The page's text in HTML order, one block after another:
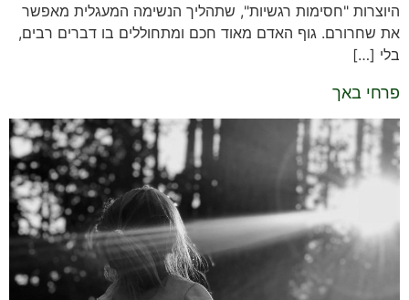
היוצרות "חסימות רגשיות", שתהליך הנשימה המעגלית מאפשר
את שחרורם. גוף האדם מאוד חכם ומתחוללים בו דברים רבים,
בלי […]
פרחי באך